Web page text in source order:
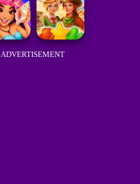
ADVERTISEMENT